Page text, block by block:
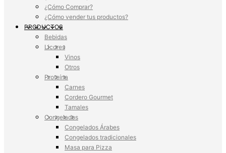
¿Cómo Comprar?
¿Cómo vender tus productos?
PRODUCTOS
Bebidas
Licores
Vinos
Otros
Proteína
Carnes
Cordero Gourmet
Tamales
Congelados
Congelados Árabes
Congelados tradicionales
Masa para Pizza